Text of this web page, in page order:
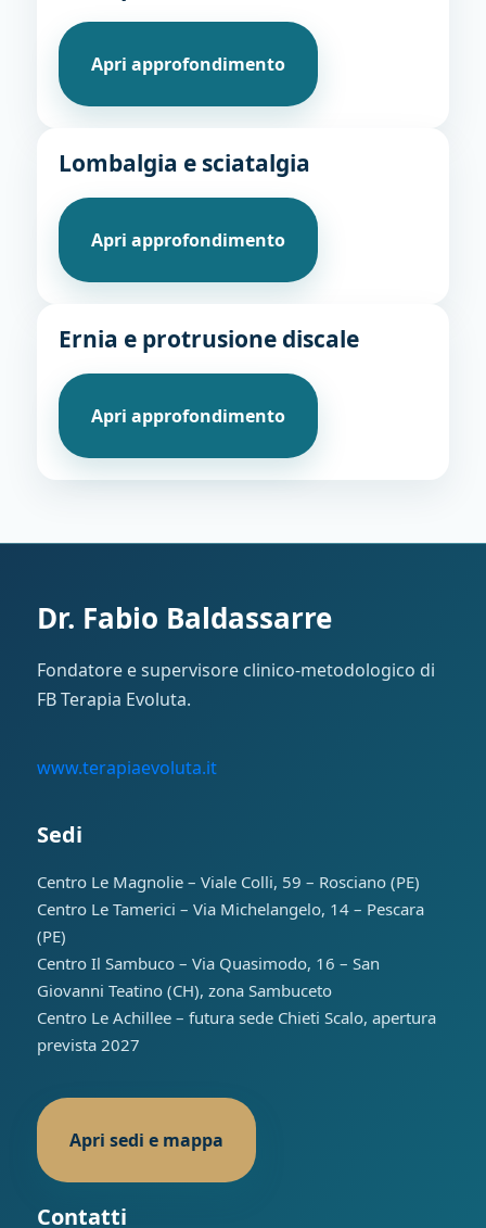
Apri approfondimento
Lombalgia e sciatalgia
Apri approfondimento
Ernia e protrusione discale
Apri approfondimento
Dr. Fabio Baldassarre
Fondatore e supervisore clinico-metodologico di
FB Terapia Evoluta.
www.terapiaevoluta.it
Sedi
Centro Le Magnolie – Viale Colli, 59 – Rosciano (PE)
Centro Le Tamerici – Via Michelangelo, 14 – Pescara
(PE)
Centro Il Sambuco – Via Quasimodo, 16 – San
Giovanni Teatino (CH), zona Sambuceto
Centro Le Achillee – futura sede Chieti Scalo, apertura
prevista 2027
Apri sedi e mappa
Contatti